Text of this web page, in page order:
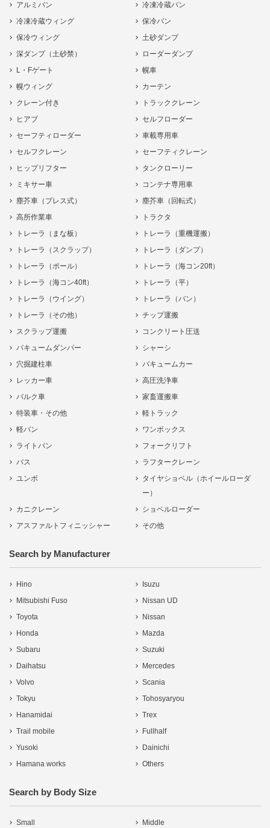
アルミバン
冷凍冷蔵バン
冷凍冷蔵ウィング
保冷バン
保冷ウィング
土砂ダンプ
深ダンプ（土砂禁）
ローダーダンプ
L・Fゲート
幌車
幌ウィング
カーテン
クレーン付き
トラッククレーン
ヒアブ
セルフローダー
セーフティローダー
車載専用車
セルフクレーン
セーフティクレーン
ヒップリフター
タンクローリー
ミキサー車
コンテナ専用車
塵芥車（プレス式）
塵芥車（回転式）
高所作業車
トラクタ
トレーラ（まな板）
トレーラ（重機運搬）
トレーラ（スクラップ）
トレーラ（ダンプ）
トレーラ（ポール）
トレーラ（海コン20ft）
トレーラ（海コン40ft）
トレーラ（平）
トレーラ（ウイング）
トレーラ（バン）
トレーラ（その他）
チップ運搬
スクラップ運搬
コンクリート圧送
バキュームダンパー
シャーシ
穴掘建柱車
バキュームカー
レッカー車
高圧洗浄車
バルク車
家畜運搬車
特装車・その他
軽トラック
軽バン
ワンボックス
ライトバン
フォークリフト
バス
ラフタークレーン
ユンボ
タイヤショベル（ホイールローダ
ー）
カニクレーン
ショベルローダー
アスファルトフィニッシャー
その他
Search by Manufacturer
Hino
Isuzu
Mitsubishi Fuso
Nissan UD
Toyota
Nissan
Honda
Mazda
Subaru
Suzuki
Daihatsu
Mercedes
Volvo
Scania
Tokyu
Tohosyaryou
Hanamidai
Trex
Trail mobile
Fullhalf
Yusoki
Dainichi
Hamana works
Others
Search by Body Size
Small
Middle